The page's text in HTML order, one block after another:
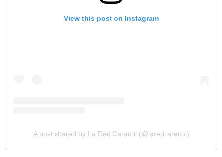
View this post on Instagram
A post shared by La Red Caracol (@laredcaracol)